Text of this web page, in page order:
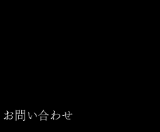
お問い合わせ